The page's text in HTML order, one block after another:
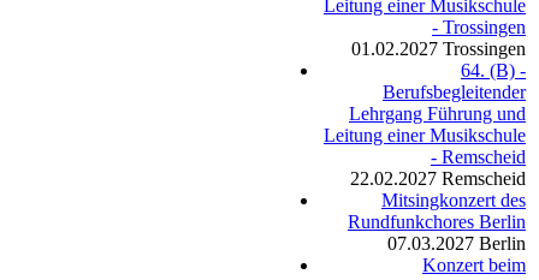
Leitung einer Musikschule
- Trossingen
01.02.2027 Trossingen
64. (B) -
Berufsbegleitender
Lehrgang Führung und
Leitung einer Musikschule
- Remscheid
22.02.2027 Remscheid
Mitsingkonzert des
Rundfunkchores Berlin
07.03.2027 Berlin
Konzert beim